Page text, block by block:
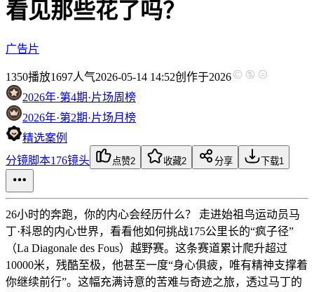
看见那些花了吗？
广告片
1350播放1697人气2026-05-14 14:52创作于2026
2026年·第4期·片场周榜
2026年·第2期·片场月榜
精选案例
分镜脚本176镜头 点赞2 收藏2 分享 下载1
26小时的奔跑，你的内心会经历什么？ 走进始祖鸟运动员马
丁·科恩的内心世界，看看他如何挑战175公里长的“疯子径”
（La Diagonale des Fous）越野赛。这条赛道累计爬升超过
10000米，残酷至极，他甚至一度“身心俱疲，唯有精神支撑着
你继续前行”。这幅充满诗意的苦难与奇迹之旅，透过马丁的